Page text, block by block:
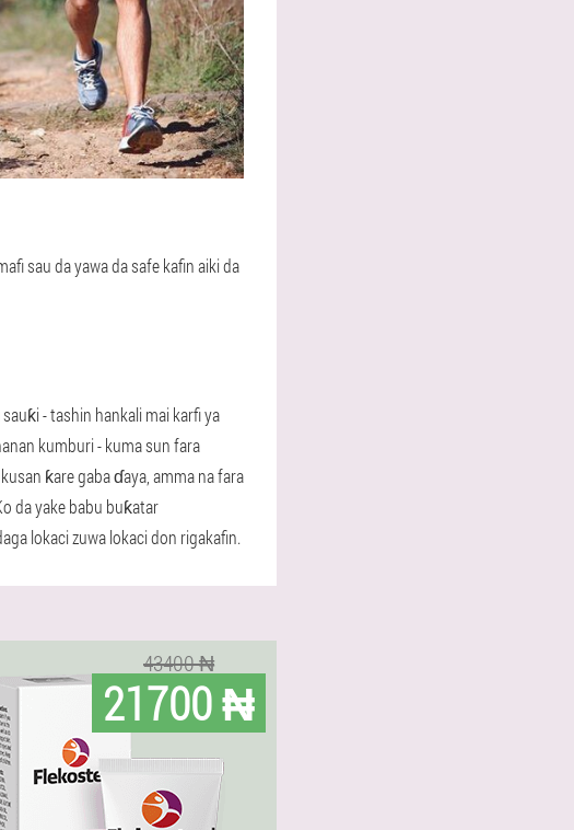
sau da yawa da safe kafin aiki da
- tashin hankali mai karfi ya
kumburi - kuma sun fara
ƙare gaba ɗaya, amma na fara
da yake babu buƙatar
lokaci zuwa lokaci don rigakafin.
43400 ₦
21700 ₦